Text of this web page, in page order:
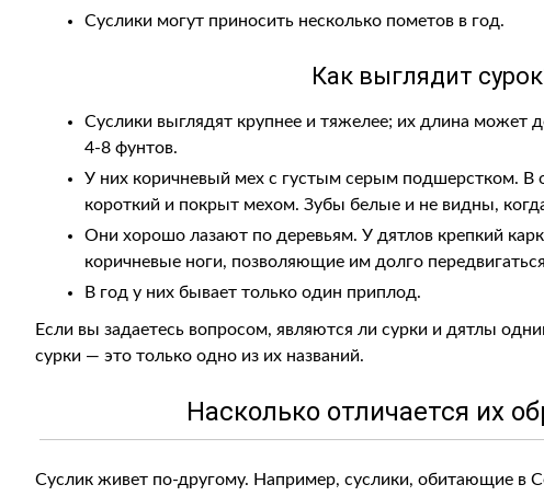
Суслики могут приносить несколько пометов в год.
Как выглядит
Суслики выглядят крупнее и тяжелее; их длина может
4-8 фунтов.
У них коричневый мех с густым серым подшерстком. В
короткий и покрыт мехом. Зубы белые и не видны,
Они хорошо лазают по деревьям. У дятлов крепкий
коричневые ноги, позволяющие им долго
В год у них бывает только один приплод.
Если вы задаетесь вопросом, являются ли сурки и дятлы
сурки — это только одно из их названий.
Насколько отличается их
Суслик живет по-другому. Например, суслики, обитающие в